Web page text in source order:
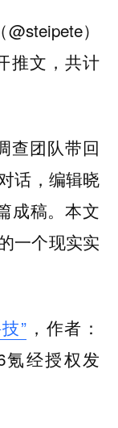
）
推文，共计
查团队带回
话，编辑晓
成稿。本文
一个现实实
” ，作者：
氪经授权发